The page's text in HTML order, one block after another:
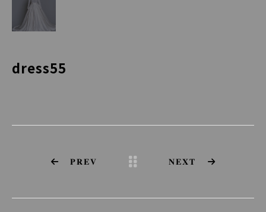
dress55
PREV NEXT